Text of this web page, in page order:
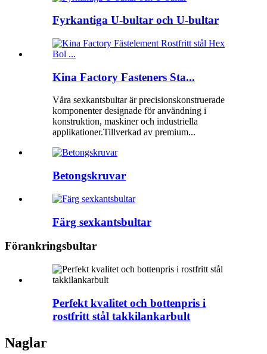
Fyrkantiga U-bultar och U-bultar
Kina Factory Fasteners Sta...
Våra sexkantsbultar är precisionskonstruerade
komponenter designade för användning i
konstruktion, maskiner och industriella
applikationer.Tillverkad av premium...
Betongskruvar
Färg sexkantsbultar
Förankringsbultar
Perfekt kvalitet och bottenpris i
rostfritt stål takkilankarbult
Naglar